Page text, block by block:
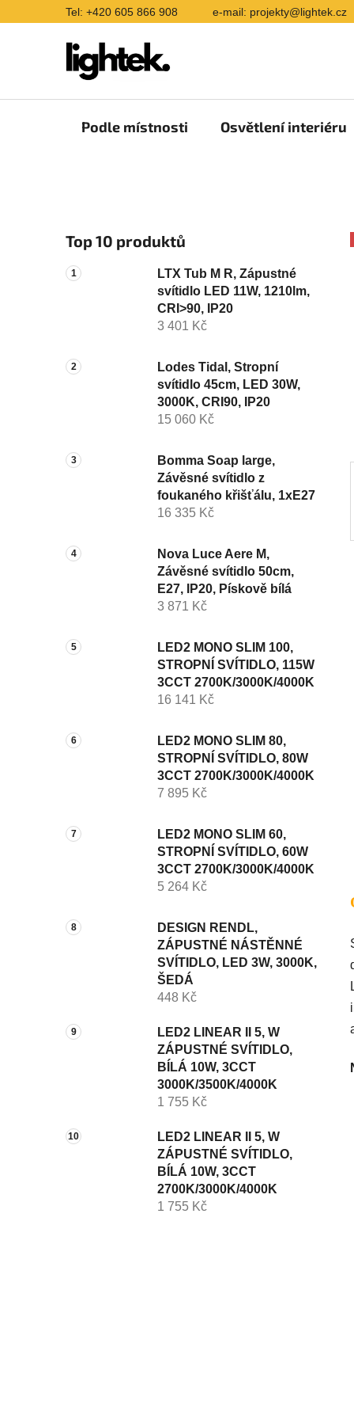
na
Tel: +420 605 866 908 e-mail: projekty@lightek.cz
Podle místnosti Osvětlení interiéru
o
s
t
n
n
e
Top 10 produktů
LTX Tub M R, Zápustné
svítidlo LED 11W, 1210lm,
CRI>90, IP20
3 401 Kč
Lodes Tidal, Stropní
svítidlo 45cm, LED 30W,
3000K, CRI90, IP20
15 060 Kč
Bomma Soap large,
Závěsné svítidlo z
foukaného křišťálu, 1xE27
16 335 Kč
Nova Luce Aere M,
Závěsné svítidlo 50cm,
E27, IP20, Pískově bílá
3 871 Kč
LED2 MONO SLIM 100,
STROPNÍ SVÍTIDLO, 115W
3CCT 2700K/3000K/4000K
16 141 Kč
LED2 MONO SLIM 80,
STROPNÍ SVÍTIDLO, 80W
3CCT 2700K/3000K/4000K
7 895 Kč
LED2 MONO SLIM 60,
STROPNÍ SVÍTIDLO, 60W
3CCT 2700K/3000K/4000K
5 264 Kč
DESIGN RENDL,
ZÁPUSTNÉ NÁSTĚNNÉ
SVÍTIDLO, LED 3W, 3000K,
ŠEDÁ
448 Kč
LED2 LINEAR II 5, W
ZÁPUSTNÉ SVÍTIDLO,
BÍLÁ 10W, 3CCT
3000K/3500K/4000K
1 755 Kč
LED2 LINEAR II 5, W
ZÁPUSTNÉ SVÍTIDLO,
BÍLÁ 10W, 3CCT
2700K/3000K/4000K
1 755 Kč